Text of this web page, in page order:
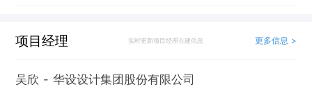
项目经理 实时更新项目经理在建信息 更多信息 >
吴欣 - 华设设计集团股份有限公司